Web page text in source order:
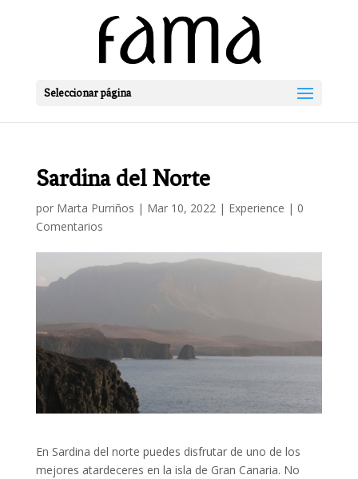
Seleccionar página
Sardina del Norte
por Marta Purriños | Mar 10, 2022| Experience | 0
Comentarios
En Sardina del norte puedes disfrutar de uno de los
mejores atardeceres en la isla de Gran Canaria. No